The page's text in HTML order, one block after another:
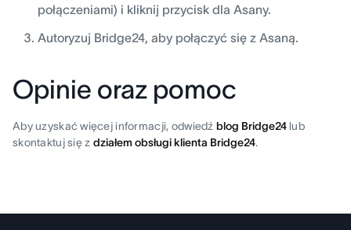
połączeniami) i kliknij przycisk dla Asany.
Autoryzuj Bridge24, aby połączyć się z Asaną.
Opinie oraz pomoc
Aby uzyskać więcej informacji, odwiedź blog Bridge24lub
skontaktuj się z działem obsługi klienta Bridge24.